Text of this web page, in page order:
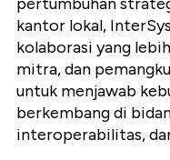
kantor lokal,
kolaborasi yang
mitra, dan
untuk menjawab
berkembang di
interoperabilitas,